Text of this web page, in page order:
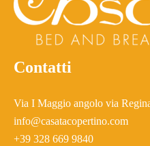
Contatti
Via I Maggio angolo via
info@casatacopertino.com
+39 328 669 9840